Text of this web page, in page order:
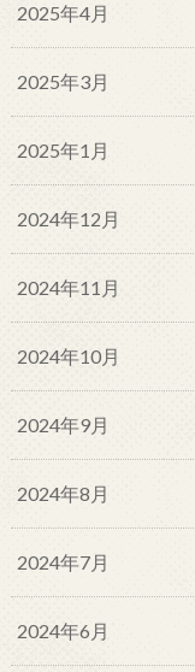
2025年4月
2025年3月
2025年1月
2024年12月
2024年11月
2024年10月
2024年9月
2024年8月
2024年7月
2024年6月